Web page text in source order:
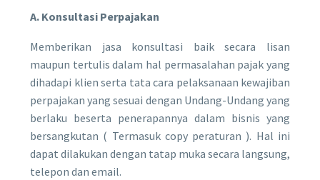
A. Konsultasi Perpajakan
Memberikan jasa konsultasi baik secara lisan
maupun tertulis dalam hal permasalahan pajak yang
dihadapi klien serta tata cara pelaksanaan kewajiban
perpajakan yang sesuai dengan Undang-Undang yang
berlaku beserta penerapannya dalam bisnis yang
bersangkutan ( Termasuk copy peraturan ). Hal ini
dapat dilakukan dengan tatap muka secara langsung,
telepon dan email.